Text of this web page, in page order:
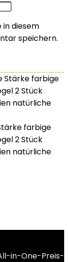
in diesem
speichern.
farbige
2 Stück
natürliche
in-One-Preis-